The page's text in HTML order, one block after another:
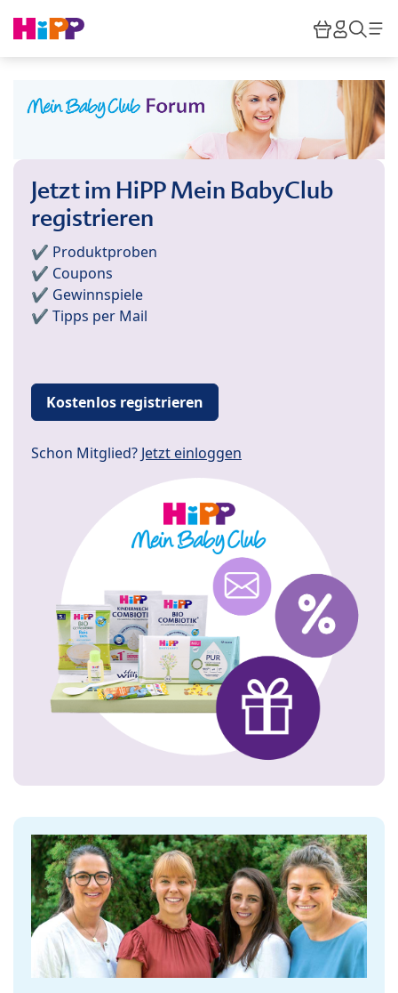
HiPP
Jetzt im HiPP Mein BabyClub
registrieren
✔️ Produktproben
✔️ Coupons
✔️ Gewinnspiele
✔️ Tipps per Mail
Kostenlos registrieren
Schon Mitglied? Jetzt einloggen